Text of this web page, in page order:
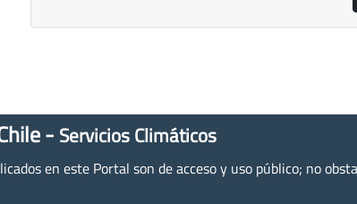
- Servicios Climáticos
en este Portal son de acceso y uso público; no